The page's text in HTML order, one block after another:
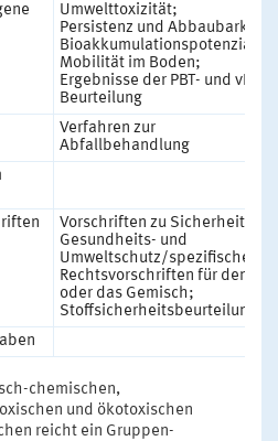
Umwelttoxizität;
Persistenz und Abbaubarkeit;
Bioakkumulationspotenzial;
Mobilität im Boden;
Ergebnisse der PBT- und vPvB-
Beurteilung
Verfahren zur
Abfallbehandlung
Vorschriften zu Sicherheit,
Gesundheits- und
Umweltschutz/spezifische
Rechtsvorschriften für den
oder das Gemisch;
Stoffsicherheitsbeurteilung
chemischen,
und ökotoxischen
reicht ein Gruppen-